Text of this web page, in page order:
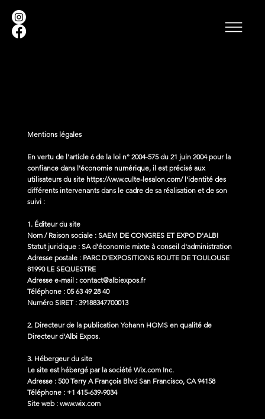
Mentions légales
En vertu de l'article 6 de la loi n° 2004-575 du 21 juin 2004 pour la
confiance dans l'économie numérique, il est précisé aux
utilisateurs du site https://www.culte-lesalon.com/l'identité des
différents intervenants dans le cadre de sa réalisation et de son
suivi :
1. Éditeur du site
Nom / Raison sociale : SAEM DE CONGRES ET EXPO D'ALBI
Statut juridique : SA d'économie mixte à conseil d'administration
Adresse postale : PARC D'EXPOSITIONS ROUTE DE TOULOUSE
81990 LE SEQUESTRE
Adresse e-mail : contact@albiexpos.fr
Téléphone : 05 63 49 28 40
Numéro SIRET : 39188347700013
2. Directeur de la publication Yohann HOMS en qualité de
Directeur d'Albi Expos.
3. Hébergeur du site
Le site est hébergé par la société Wix.com Inc.
Adresse : 500 Terry A François Blvd San Francisco, CA 94158
Téléphone : +1 415-639-9034
Site web : www.wix.com